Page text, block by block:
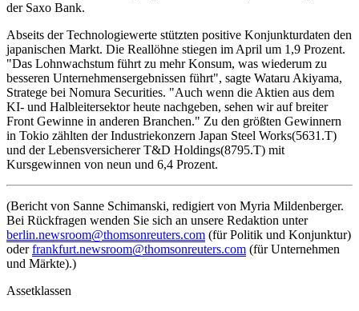
der Saxo Bank.
Abseits der Technologiewerte stützten positive Konjunkturdaten den
japanischen Markt. Die Reallöhne stiegen im April um 1,9 Prozent.
"Das Lohnwachstum führt zu mehr Konsum, was wiederum zu
besseren Unternehmensergebnissen führt", sagte Wataru Akiyama,
Stratege bei Nomura Securities. "Auch wenn die Aktien aus dem
KI- und Halbleitersektor heute nachgeben, sehen wir auf breiter
Front Gewinne in anderen Branchen." Zu den größten Gewinnern
in Tokio zählten der Industriekonzern Japan Steel Works(5631.T)
und der Lebensversicherer T&D Holdings(8795.T) mit
Kursgewinnen von neun und 6,4 Prozent.
(Bericht von Sanne Schimanski, redigiert von Myria Mildenberger.
Bei Rückfragen wenden Sie sich an unsere Redaktion unter
berlin.newsroom@thomsonreuters.com (für Politik und Konjunktur)
oderfrankfurt.newsroom@thomsonreuters.com (für Unternehmen
und Märkte).)
Assetklassen